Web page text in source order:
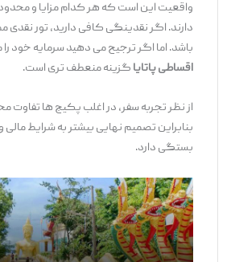
واقعیت این است که هر کدام مزایا و محدودیت‌
دارند. اگر نقدینگی کافی دارید، تور نقدی ممکن
باشد. اما اگر ترجیح می ‌دهید سرمایه خود را
اقساطی پاتایاگزینه منعطف ‌تری است.
از نظر تجربه سفر، در اغلب پکیج ‌ها تفاوت
بنابراین تصمیم نهایی بیشتر به شرایط مالی و
بستگی دارد.